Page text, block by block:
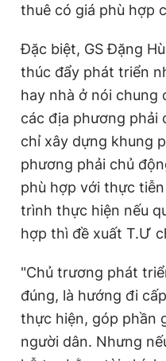
thuê có giá phù hợp
Đặc biệt, GS Đặng
thúc đẩy phát triển
hay nhà ở nói chung
các địa phương phải
chỉ xây dựng khung
phương phải chủ
phù hợp với thực
trình thực hiện nếu
hợp thì đề xuất T.Ư
"Chủ trương phát
đúng, là hướng đi
thực hiện, góp phần
người dân. Nhưng